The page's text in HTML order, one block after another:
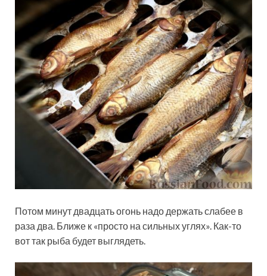
Потом минут двадцать огонь надо держать слабее в
раза два. Ближе к «просто на сильных углях». Как-то
вот так рыба будет выглядеть.